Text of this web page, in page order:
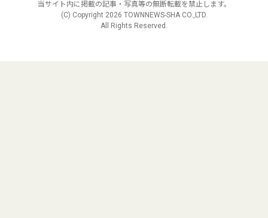
当サイト内に掲載の記事・写真等の無断転載を禁止します。
(C) Copyright 2026 TOWNNEWS-SHA CO.,LTD.
All Rights Reserved.